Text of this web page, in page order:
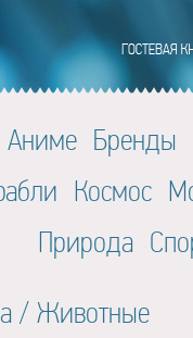
Аниме Бренды
Космос
Природа
/ Животные